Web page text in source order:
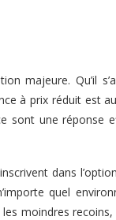
majeure. Qu’il
à prix réduit est
sont une réponse
dans
quel
moindres